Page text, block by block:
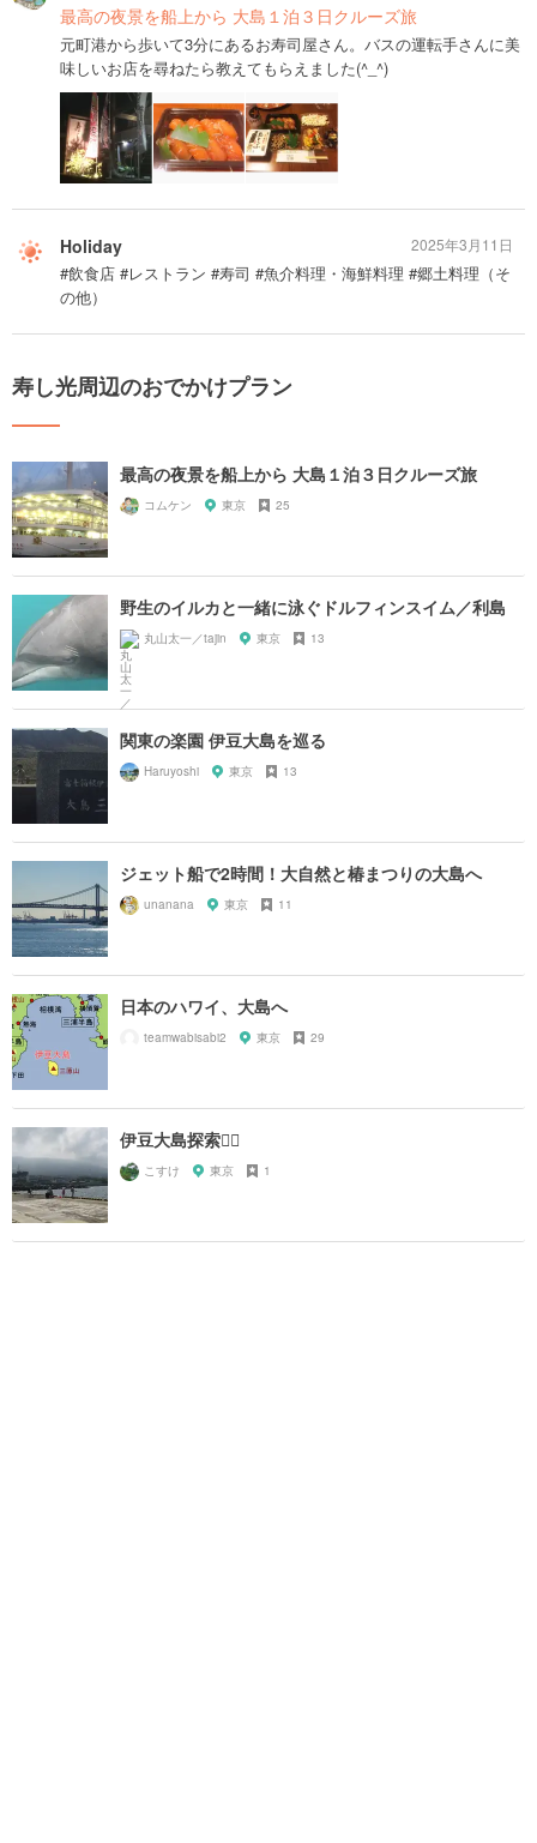
最高の夜景を船上から 大島１泊３日クルーズ旅
元町港から歩いて3分にあるお寿司屋さん。バスの運転手さんに美
味しいお店を尋ねたら教えてもらえました(^_^)
Holiday
#飲食店 #レストラン #寿司 #魚介料理・海鮮料理 #郷土料理（そ
の他）
2025年3月11日
寿し光周辺のおでかけプラン
最高の夜景を船上から 大島１泊３日クルーズ旅
コムケン 東京 25
野生のイルカと一緒に泳ぐドルフィンスイム／利島
丸山太一／tajin 東京 13
関東の楽園 伊豆大島を巡る
Haruyoshi 東京 13
ジェット船で2時間！大自然と椿まつりの大島へ
unanana 東京 11
日本のハワイ、大島へ
teamwabisabi2 東京 29
伊豆大島探索🚶‍♂️
こすけ 東京 1